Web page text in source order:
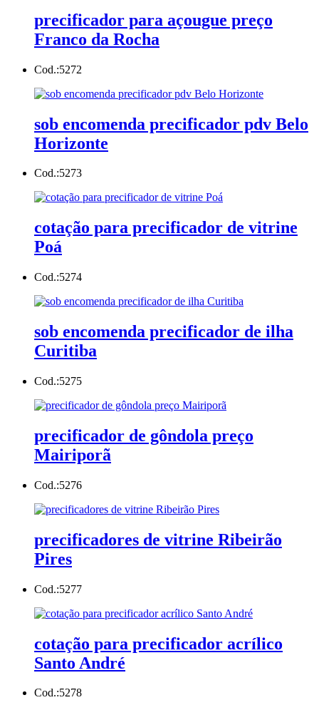
precificador para açougue preço
Franco da Rocha
Cod.:5272
sob encomenda precificador pdv Belo
Horizonte
Cod.:5273
cotação para precificador de vitrine
Poá
Cod.:5274
sob encomenda precificador de ilha
Curitiba
Cod.:5275
precificador de gôndola preço
Mairiporã
Cod.:5276
precificadores de vitrine Ribeirão
Pires
Cod.:5277
cotação para precificador acrílico
Santo André
Cod.:5278